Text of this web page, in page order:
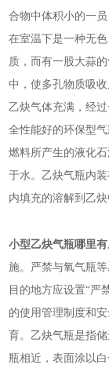
合物中体积小的一
在室温下是一种无
质，而有一股大蒜
中，使多孔物质吸
乙炔气体充满，经
全性能好的环保型
燃料所产生的液化
于水。乙炔气瓶内
内填充的溶解到乙炔
小型乙炔气瓶哪里有
施。严禁与氧气瓶
目的地方应设置“严
的使用管理制度和
育。乙炔气瓶是指
瓶相近，表面涂以